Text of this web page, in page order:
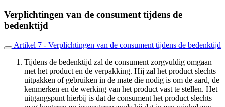
Verplichtingen van de consument tijdens de
bedenktijd
Artikel 7 - Verplichtingen van de consument tijdens de bedenktijd
Tijdens de bedenktijd zal de consument zorgvuldig omgaan
met het product en de verpakking. Hij zal het product slechts
uitpakken of gebruiken in de mate die nodig is om de aard, de
kenmerken en de werking van het product vast te stellen. Het
uitgangspunt hierbij is dat de consument het product slechts